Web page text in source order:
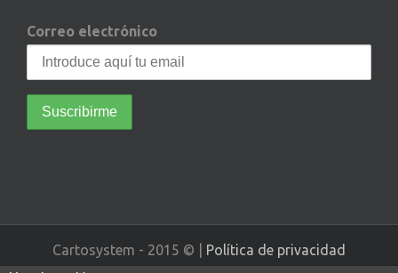
Correo electrónico
Cartosystem - 2015 © | Política de privacidad